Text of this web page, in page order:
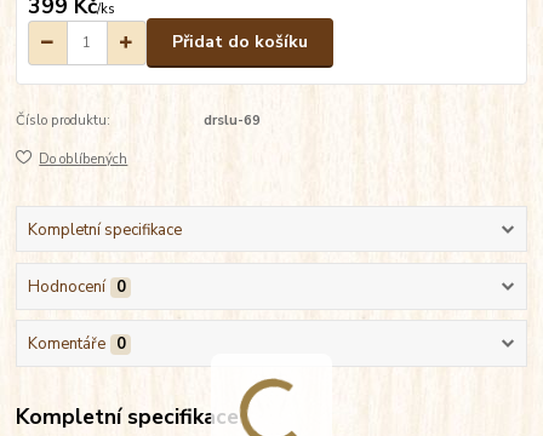
399 Kč/ks
Přidat do košíku
Číslo produktu: drslu-69
Do oblíbených
Kompletní specifikace
Hodnocení 0
Komentáře 0
Kompletní specifikace